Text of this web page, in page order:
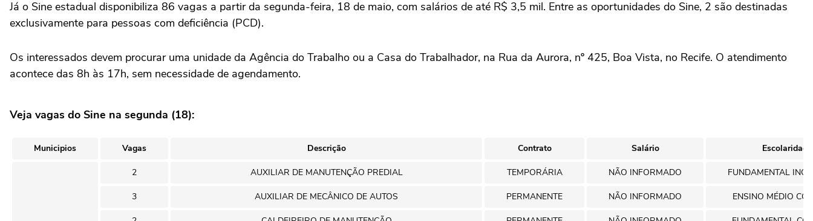
Já o Sine estadual disponibiliza 86 vagas a partir da segunda-feira, 18 de maio, com salários de até R$ 3,5 mil. Entre as oportunidades do Sine, 2 são destinadas
exclusivamente para pessoas com deficiência (PCD).
Os interessados devem procurar uma unidade da Agência do Trabalho ou a Casa do Trabalhador, na Rua da Aurora, nº 425, Boa Vista, no Recife. O atendimento
acontece das 8h às 17h, sem necessidade de agendamento.
Veja vagas do Sine na segunda (18):
Municipios Vagas Descrição Contrato Salário Escolaridade
2 AUXILIAR DE MANUTENÇÃO PREDIAL TEMPORÁRIA NÃO INFORMADO FUNDAMENTAL
3 AUXILIAR DE MECÂNICO DE AUTOS PERMANENTE NÃO INFORMADO ENSINO MÉDIO